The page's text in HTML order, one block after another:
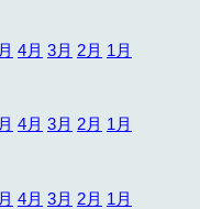
4月 3月 2月 1月
4月 3月 2月 1月
4月 3月 2月 1月